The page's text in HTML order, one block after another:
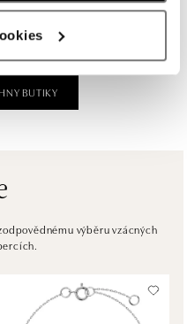
- Chodov
BUTIKY
výběru vzácných